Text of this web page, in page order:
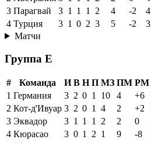
3 Парагвай 3 1 1 1 2 4 -2
4
4 Турция 3 1 0 2 3 5 -2
3
Матчи
Группа E
# Команда И В Н П МЗ ПМ РМ
1 Германия 3 2 0 1 10 4 +6
2 Кот-д'Ивуар 3 2 0 1 4 2 +2
3 Эквадор 3 1 1 1 2 2 0
4 Кюрасао 3 0 1 2 1 9 -8